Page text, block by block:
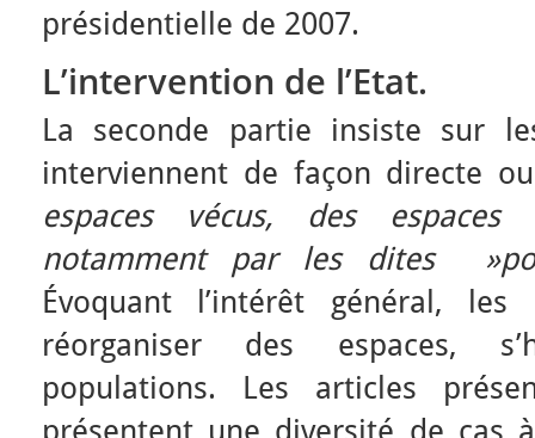
présidentielle de 2007.
L’intervention de l’Etat.
La seconde partie insiste sur
interviennent de façon directe
espaces vécus, des
notamment par les dites
Évoquant l’intérêt général,
réorganiser des espaces,
populations. Les articles
présentent une diversité de cas